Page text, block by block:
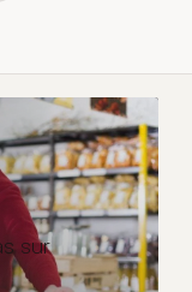
sur